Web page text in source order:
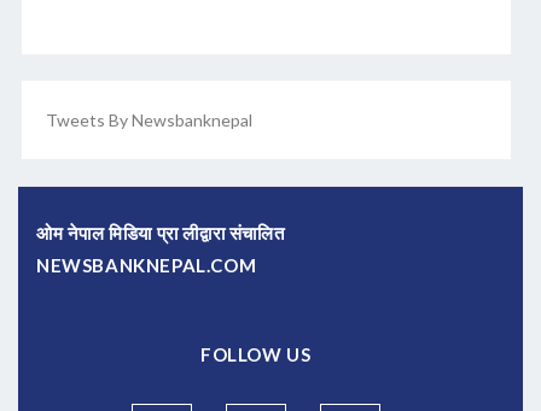
Tweets By Newsbanknepal
ओम नेपाल मिडिया प्रा लीद्वारा संचालित
NEWSBANKNEPAL.COM
FOLLOW US